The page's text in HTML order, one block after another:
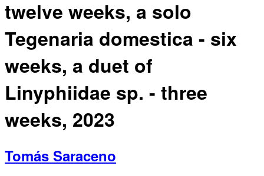
twelve weeks, a solo
Tegenaria domestica - six
weeks, a duet of
Linyphiidae sp. - three
weeks, 2023
Tomás Saraceno